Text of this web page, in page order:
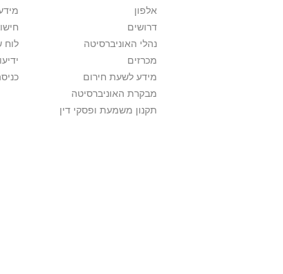
אלפון
דרושים
נהלי האוניברסיטה
מכרזים
מידע לשעת חירום
מבקרת האוניברסיטה
תקנון משמעת ופסקי דין
לוח